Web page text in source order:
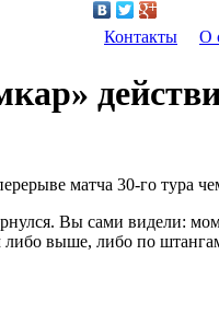
Контакты О
матча 30-го тура
Вы сами видели:
выше, либо по